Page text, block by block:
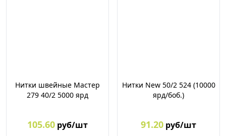
Нитки швейные Мастер
279 40/2 5000 ярд
105.60 руб/шт
Нитки New 50/2 524 (10000
ярд/боб.)
91.20 руб/шт